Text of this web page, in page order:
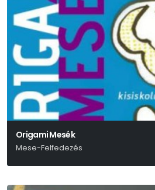
Origami Mesék
Mese-Felfedezés